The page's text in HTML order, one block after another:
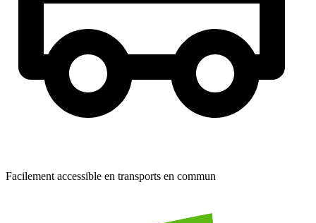
Facilement accessible en transports en commun